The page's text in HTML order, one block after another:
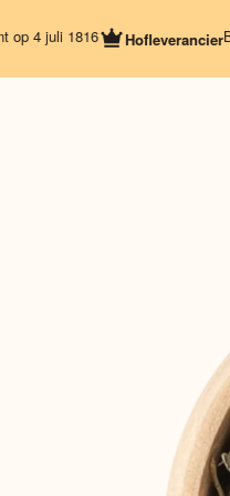
naar1816 HofleverancierBij